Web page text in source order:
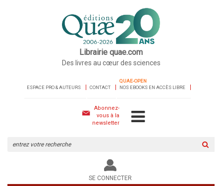
Librairie quae.com
Des livres au cœur des sciences
ESPACE PRO & AUTEURS CONTACT
QUAE-OPEN
NOS EBOOKS EN ACCÈS LIBRE
Abonnez-
vous à la
newsletter
le
site
SE CONNECTER